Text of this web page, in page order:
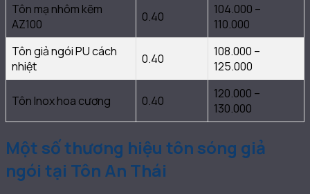
Tôn mạ nhôm kẽm
AZ100
0.40
104.000 –
110.000
Tôn giả ngói PU cách
nhiệt
0.40
108.000 –
125.000
Tôn Inox hoa cương 0.40
120.000 –
130.000
Một số thương hiệu tôn sóng giả
ngói tại Tôn An Thái